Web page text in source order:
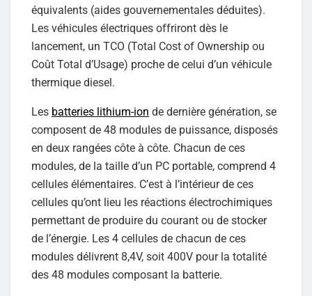
équivalents (aides gouvernementales déduites).
Les véhicules électriques offriront dès le
lancement, un TCO (Total Cost of Ownership ou
Coût Total d’Usage) proche de celui d’un véhicule
thermique diesel.
Les batteries lithium-ion de dernière génération, se
composent de 48 modules de puissance, disposés
en deux rangées côte à côte. Chacun de ces
modules, de la taille d’un PC portable, comprend 4
cellules élémentaires. C’est à l’intérieur de ces
cellules qu’ont lieu les réactions électrochimiques
permettant de produire du courant ou de stocker
de l’énergie. Les 4 cellules de chacun de ces
modules délivrent 8,4V, soit 400V pour la totalité
des 48 modules composant la batterie.